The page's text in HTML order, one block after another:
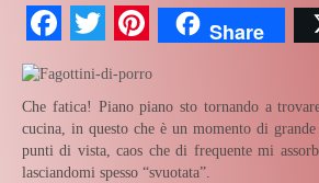
Facebook
TwitterPinterest
Share
Che fatica! Piano piano sto tornando a
cucina, in questo che è un momento di
punti di vista, caos che di frequente mi
lasciandomi spesso “svuotata”.